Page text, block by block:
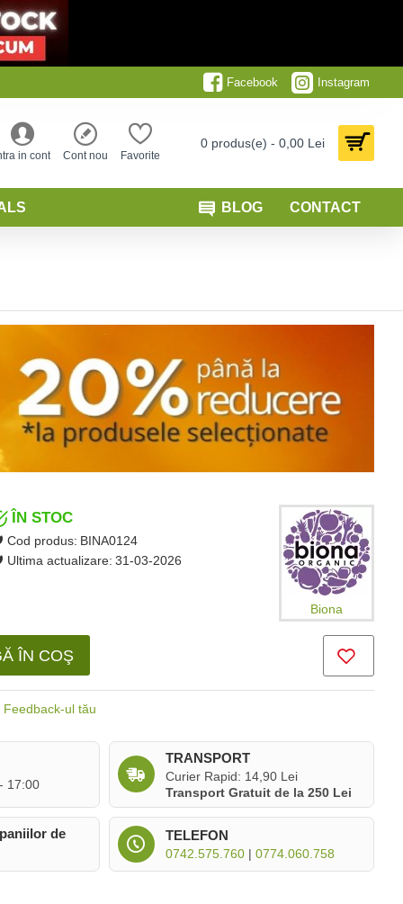
Facebook Instagram
in cont Cont nou Favorite
0 produs(e) - 0,00 Lei
BLOG CONTACT
Feedback-ul tău
ÎN STOC
Cod produs: BINA0124
Ultima actualizare: 31-03-2026
Biona
ÎN COŞ
17:00
TRANSPORT
Curier Rapid: 14,90 Lei
Transport Gratuit de la 250 Lei
de
TELEFON
0742.575.760| 0774.060.758